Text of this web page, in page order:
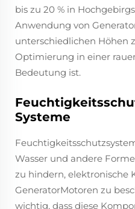
bis zu 20 % in
Anwendung von
unterschiedlichen Höhen
Optimierung in einer
Bedeutung ist.
Systeme
Wasser und andere
zu hindern, elektronische
GeneratorMotoren zu
wichtig, dass diese